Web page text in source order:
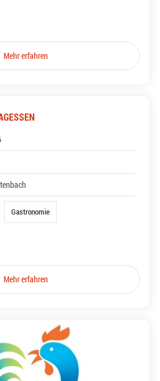
Mehr erfahren
Gastronomie
Mehr erfahren